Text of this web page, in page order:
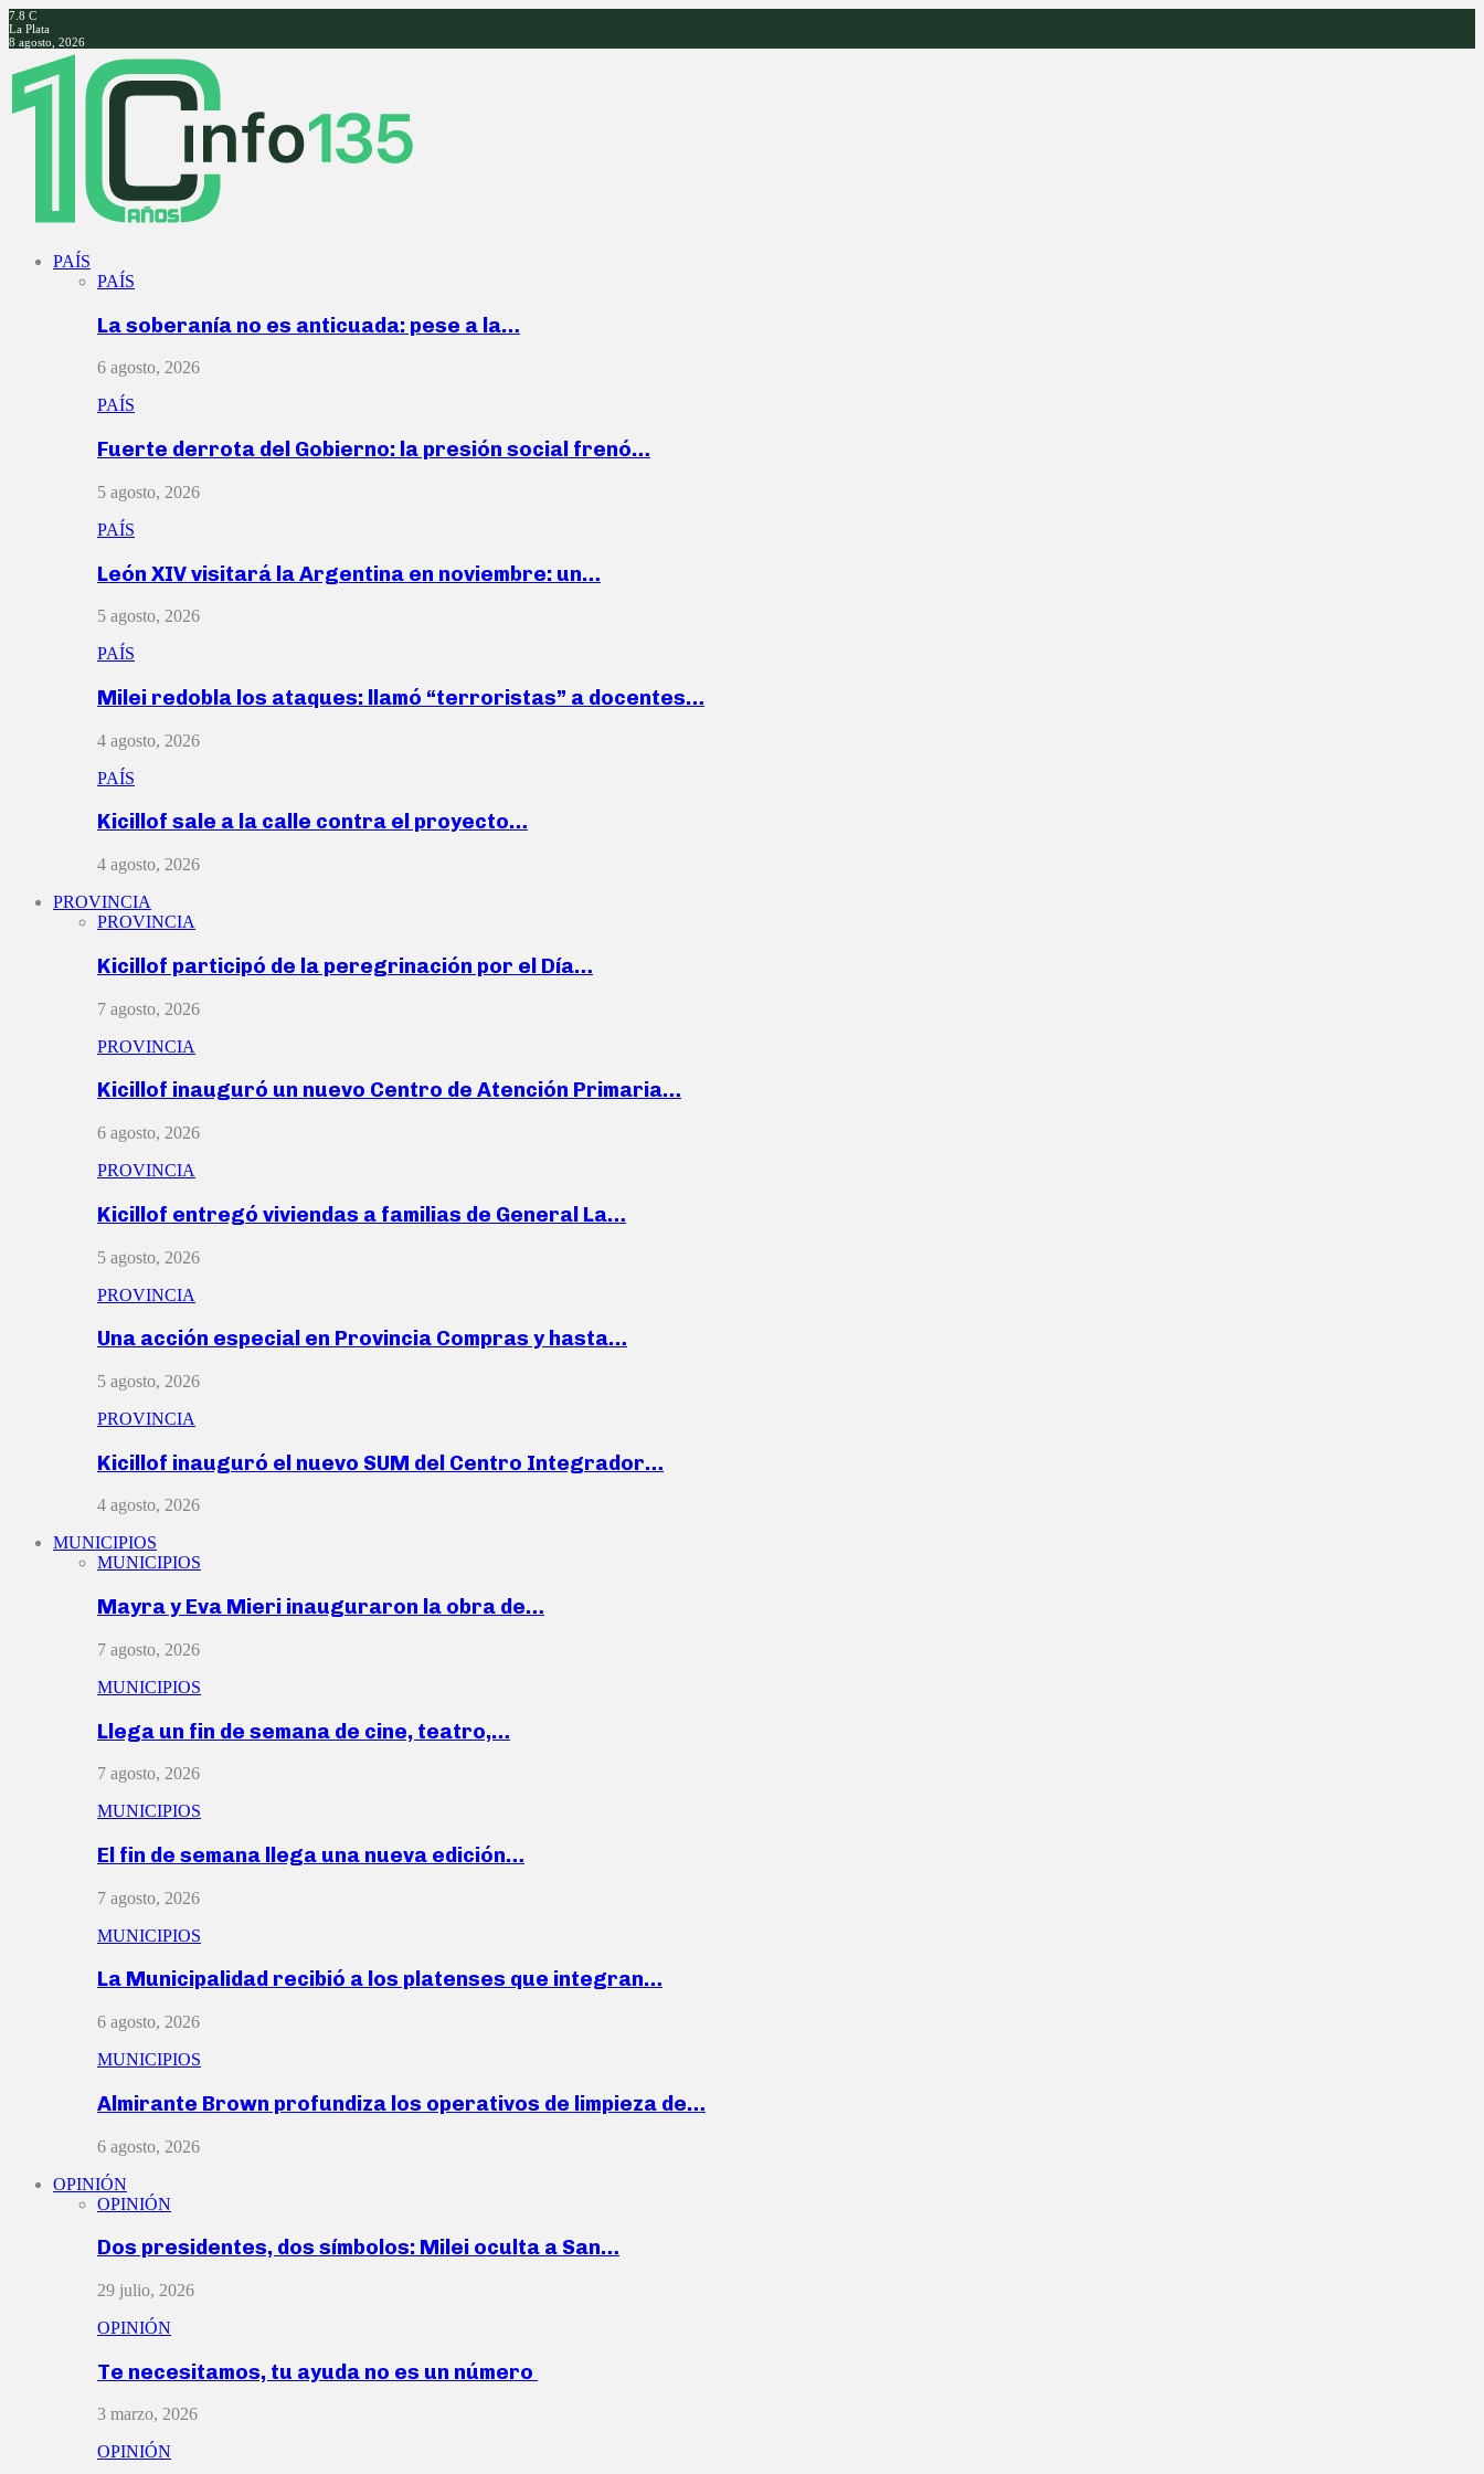
7.8 C
La Plata
8 agosto, 2026
Facebook
Twitter
Instagram
Youtube
PAÍS
PAÍS
La soberanía no es anticuada: pese a la…
6 agosto, 2026
PAÍS
Fuerte derrota del Gobierno: la presión social frenó…
5 agosto, 2026
PAÍS
León XIV visitará la Argentina en noviembre: un…
5 agosto, 2026
PAÍS
Milei redobla los ataques: llamó “terroristas” a docentes…
4 agosto, 2026
PAÍS
Kicillof sale a la calle contra el proyecto…
4 agosto, 2026
PROVINCIA
PROVINCIA
Kicillof participó de la peregrinación por el Día…
7 agosto, 2026
PROVINCIA
Kicillof inauguró un nuevo Centro de Atención Primaria…
6 agosto, 2026
PROVINCIA
Kicillof entregó viviendas a familias de General La…
5 agosto, 2026
PROVINCIA
Una acción especial en Provincia Compras y hasta…
5 agosto, 2026
PROVINCIA
Kicillof inauguró el nuevo SUM del Centro Integrador…
4 agosto, 2026
MUNICIPIOS
MUNICIPIOS
Mayra y Eva Mieri inauguraron la obra de…
7 agosto, 2026
MUNICIPIOS
Llega un fin de semana de cine, teatro,…
7 agosto, 2026
MUNICIPIOS
El fin de semana llega una nueva edición…
7 agosto, 2026
MUNICIPIOS
La Municipalidad recibió a los platenses que integran…
6 agosto, 2026
MUNICIPIOS
Almirante Brown profundiza los operativos de limpieza de…
6 agosto, 2026
OPINIÓN
OPINIÓN
Dos presidentes, dos símbolos: Milei oculta a San…
29 julio, 2026
OPINIÓN
Te necesitamos, tu ayuda no es un número
3 marzo, 2026
OPINIÓN